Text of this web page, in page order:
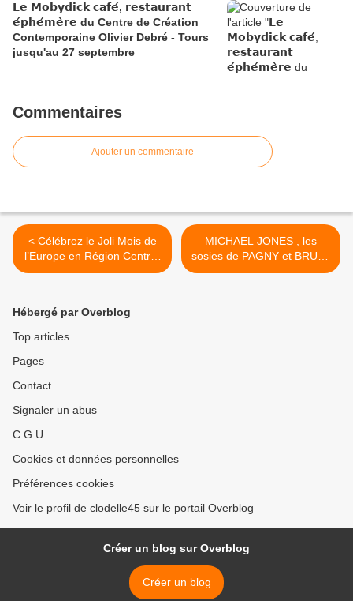
𝗟𝗲 𝗠𝗼𝗯𝘆𝗱𝗶𝗰𝗸 𝗰𝗮𝗳𝗲́, 𝗿𝗲𝘀𝘁𝗮𝘂𝗿𝗮𝗻𝘁
𝗲́𝗽𝗵𝗲́𝗺𝗲̀𝗿𝗲 du Centre de Création
Contemporaine Olivier Debré - Tours
jusqu'au 27 septembre
Commentaires
Ajouter un commentaire
< Célébrez le Joli Mois de
l’Europe en Région Centre-
Val de Loire du 1er au 31
MICHAEL JONES , les
sosies de PAGNY et BRUEL
au programme de la 70e
Hébergé par Overblog
Top articles
Pages
Contact
Signaler un abus
C.G.U.
Cookies et données personnelles
Préférences cookies
Voir le profil de clodelle45 sur le portail Overblog
Créer un blog sur Overblog
Créer un blog